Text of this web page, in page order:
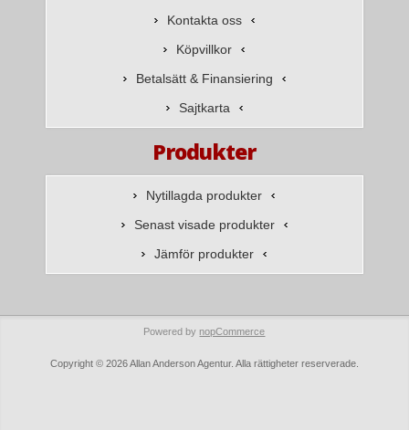
Kontakta oss
Köpvillkor
Betalsätt & Finansiering
Sajtkarta
Produkter
Nytillagda produkter
Senast visade produkter
Jämför produkter
Powered by nopCommerce
Copyright © 2026 Allan Anderson Agentur. Alla rättigheter reserverade.